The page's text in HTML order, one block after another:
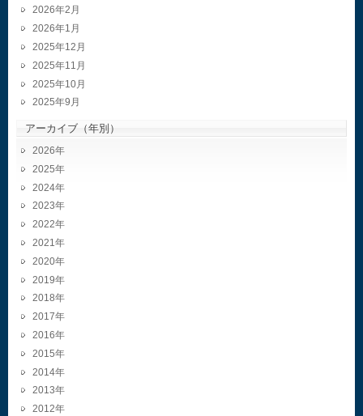
2026年2月
2026年1月
2025年12月
2025年11月
2025年10月
2025年9月
アーカイブ（年別）
2026
2025
2024
2023
2022
2021
2020
2019
2018
2017
2016
2015
2014
2013
2012